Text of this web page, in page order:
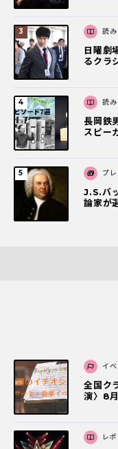
読み
日曜劇
るクラ
読み
長岡鉄
スピー
プ
J.S.バ
論家が
イ
全国ク
演〉8
レ